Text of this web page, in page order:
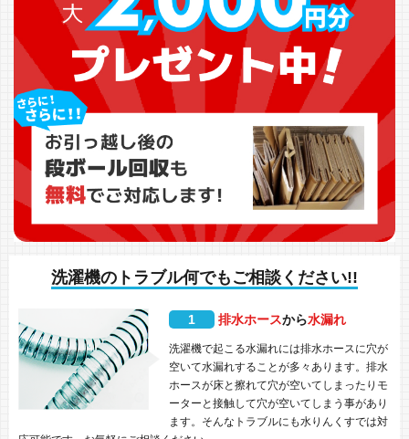
洗濯機のトラブル何でもご相談ください!!
1 排水ホースから水漏れ
洗濯機で起こる水漏れには排水ホースに穴が
空いて水漏れすることが多々あります。排水
ホースが床と擦れて穴が空いてしまったりモ
ーターと接触して穴が空いてしまう事があり
ます。そんなトラブルにも水りんくすでは対